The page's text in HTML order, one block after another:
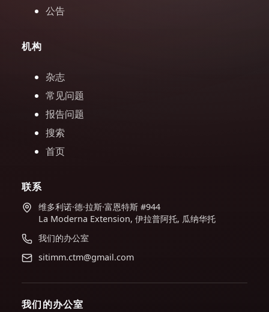
公告
机构
杂志
常见问题
报告问题
搜索
首页
联系
维多利诺·德·拉斯·富恩特斯 #944
La Moderna Extension, 伊拉普阿托, 瓜纳华托
我们的办公室
sitimm.ctm@gmail.com
我们的办公室